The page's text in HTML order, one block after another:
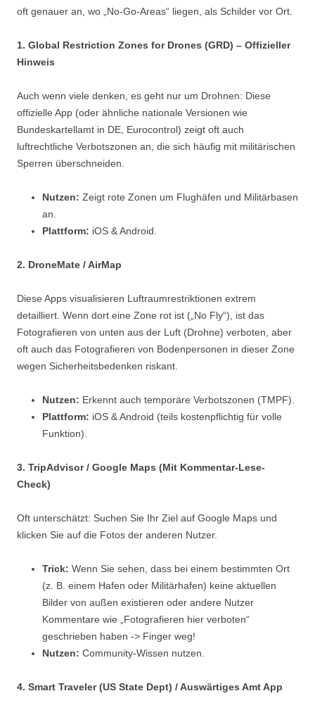
oft genauer an, wo „No-Go-Areas“ liegen, als Schilder vor Ort.
1. Global Restriction Zones for Drones (GRD) – Offizieller
Hinweis
Auch wenn viele denken, es geht nur um Drohnen: Diese
offizielle App (oder ähnliche nationale Versionen wie
Bundeskartellamt in DE, Eurocontrol) zeigt oft auch
luftrechtliche Verbotszonen an, die sich häufig mit militärischen
Sperren überschneiden.
Nutzen: Zeigt rote Zonen um Flughäfen und Militärbasen
an.
Plattform: iOS & Android.
2. DroneMate / AirMap
Diese Apps visualisieren Luftraumrestriktionen extrem
detailliert. Wenn dort eine Zone rot ist („No Fly“), ist das
Fotografieren von unten aus der Luft (Drohne) verboten, aber
oft auch das Fotografieren von Bodenpersonen in dieser Zone
wegen Sicherheitsbedenken riskant.
Nutzen: Erkennt auch temporäre Verbotszonen (TMPF).
Plattform: iOS & Android (teils kostenpflichtig für volle
Funktion).
3. TripAdvisor / Google Maps (Mit Kommentar-Lese-
Check)
Oft unterschätzt: Suchen Sie Ihr Ziel auf Google Maps und
klicken Sie auf die Fotos der anderen Nutzer.
Trick: Wenn Sie sehen, dass bei einem bestimmten Ort
(z. B. einem Hafen oder Militärhafen) keine aktuellen
Bilder von außen existieren oder andere Nutzer
Kommentare wie „Fotografieren hier verboten“
geschrieben haben -> Finger weg!
Nutzen: Community-Wissen nutzen.
4. Smart Traveler (US State Dept) / Auswärtiges Amt App